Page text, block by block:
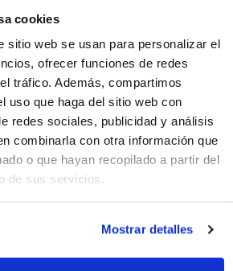
cookies
sitio web se usan para personalizar el
ofrecer funciones de redes
tráfico. Además, compartimos
uso que haga del sitio web con
redes sociales, publicidad y análisis
combinarla con otra información que
o que hayan recopilado a partir del
de sus servicios.
Mostrar detalles
Nebla garnacha 2021, botella
9.00€
750 ml